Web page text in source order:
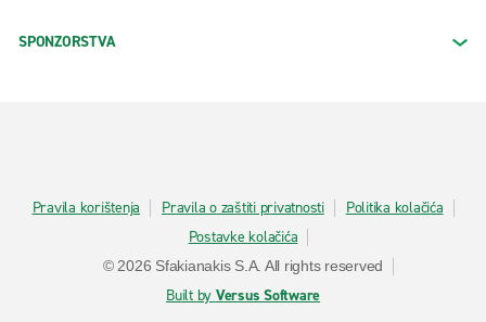
SPONZORSTVA
Pravila korištenja Pravila o zaštiti privatnosti
Politika kolačića
Postavke kolačića
© 2026 Sfakianakis S.A. All rights reserved
Built by Versus Software